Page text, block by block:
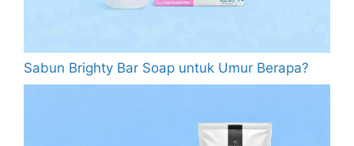
Sabun Brighty Bar Soap untuk Umur Berapa?